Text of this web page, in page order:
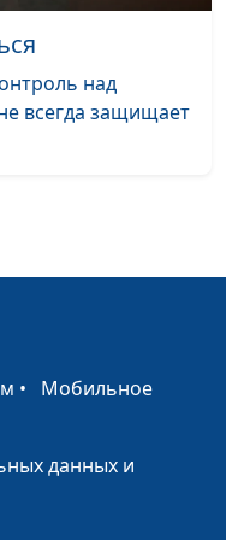
Соклаков,
Синицына,
#780
тренер
над
всегда защищает
• Мобильное
данных и